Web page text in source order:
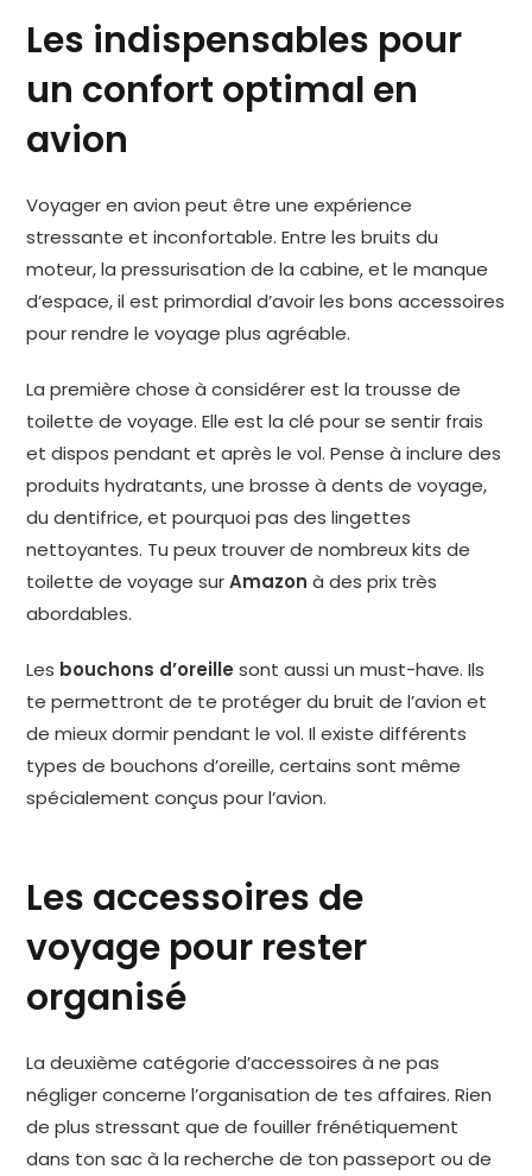
Les indispensables pour
un confort optimal en
avion
Voyager en avion peut être une expérience
stressante et inconfortable. Entre les bruits du
moteur, la pressurisation de la cabine, et le manque
d’espace, il est primordial d’avoir les bons accessoires
pour rendre le voyage plus agréable.
La première chose à considérer est la trousse de
toilette de voyage. Elle est la clé pour se sentir frais
et dispos pendant et après le vol. Pense à inclure des
produits hydratants, une brosse à dents de voyage,
du dentifrice, et pourquoi pas des lingettes
nettoyantes. Tu peux trouver de nombreux kits de
toilette de voyage surAmazon à des prix très
abordables.
Les bouchons d’oreille sont aussi un must-have. Ils
te permettront de te protéger du bruit de l’avion et
de mieux dormir pendant le vol. Il existe différents
types de bouchons d’oreille, certains sont même
spécialement conçus pour l’avion.
Les accessoires de
voyage pour rester
organisé
La deuxième catégorie d’accessoires à ne pas
négliger concerne l’organisation de tes affaires. Rien
de plus stressant que de fouiller frénétiquement
dans ton sac à la recherche de ton passeport ou de